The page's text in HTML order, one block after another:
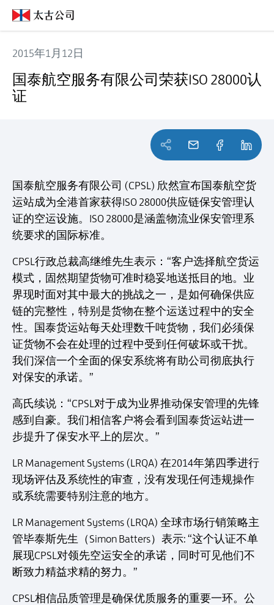
2015年1月12日
国泰航空服务有限公司荣获ISO 28000认
证
国泰航空服务有限公司 (CPSL) 欣然宣布国泰航空货
运站成为全港首家获得ISO 28000供应链保安管理认
证的空运设施。ISO 28000是涵盖物流业保安管理系
统要求的国际标准。
CPSL行政总裁高继维先生表示：“客户选择航空货运
模式，固然期望货物可准时稳妥地送抵目的地。业
界现时面对其中最大的挑战之一，是如何确保供应
链的完整性，特别是货物在整个运送过程中的安全
性。国泰货运站每天处理数千吨货物，我们必须保
证货物不会在处理的过程中受到任何破坏或干扰。
我们深信一个全面的保安系统将有助公司彻底执行
对保安的承诺。”
高氏续说：“CPSL对于成为业界推动保安管理的先锋
感到自豪。我们相信客户将会看到国泰货运站进一
步提升了保安水平上的层次。”
LR Management Systems (LRQA) 在2014年第四季进行
现场评估及系统性的审查，没有发现任何违规操作
或系统需要特别注意的地方。
LR Management Systems (LRQA) 全球市场行销策略主
管毕泰斯先生（Simon Batters）表示: “这个认证不单
展现CPSL对领先空运安全的承诺，同时可见他们不
断致力精益求精的努力。”
CPSL相信品质管理是确保优质服务的重要一环。公